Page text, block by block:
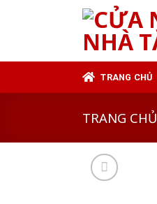
TRANG CHỦ
TRANG CHỦ